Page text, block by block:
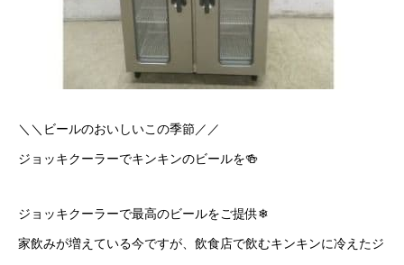
＼＼ビールのおいしいこの季節／／
ジョッキクーラーでキンキンのビールを🍻
ジョッキクーラーで最高のビールをご提供❄
家飲みが増えている今ですが、飲食店で飲むキンキンに冷えたジ